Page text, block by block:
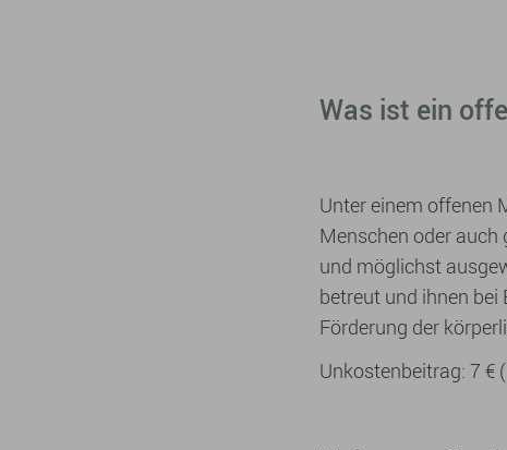
Was ist ein
Unter einem offenen
Menschen oder
und möglichst
betreut und ihnen
Förderung der
Unkostenbeitrag: 7 €